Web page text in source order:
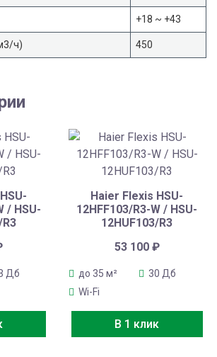
+18 ~ +43
ч) 450
/ HSU-
Дб
Haier Flexis HSU-
12HFF103/R3-W / HSU-
12HUF103/R3
53 100 ₽
до 35 м²
30 Дб
Wi-Fi
В 1 клик